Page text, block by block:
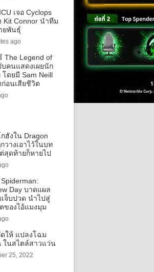
เจอ Cyclops
Kit Connor นำทีม
ยพันธุ์
ago
The Legend of
คนแสดงเผยนัก
โดยมี Sam Neill
อนเสียชีวิต
ฮังใน Dragon
วางเอาไว้ในบท
สุดท้ายก็หายไป
Day บาดแผล
จ็บปวด นำไปสู่
ของไอ้แมงมุม
ให้ แปลงโฉม
ในสไตล์สาวแว่น
25, 2022